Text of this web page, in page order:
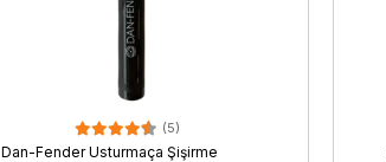
(5)
Dan-Fender Usturmaça Şişirme